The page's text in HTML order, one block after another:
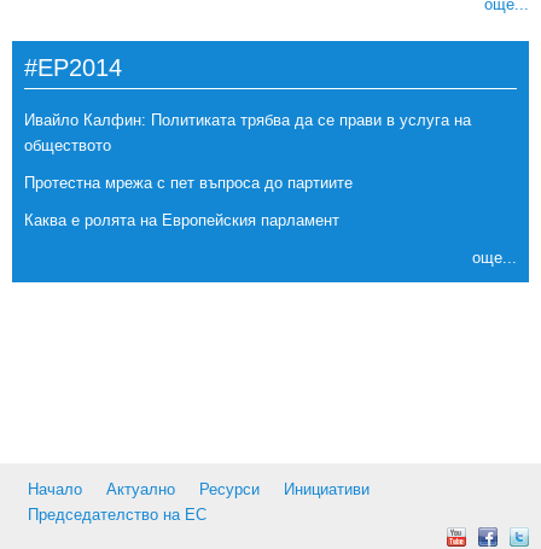
още...
#EP2014
Ивайло Калфин: Политиката трябва да се прави в услуга на
обществото
Протестна мрежа с пет въпроса до партиите
Каква е ролята на Европейския парламент
още...
Начало Актуално Ресурси
Инициативи
Председателство на ЕС